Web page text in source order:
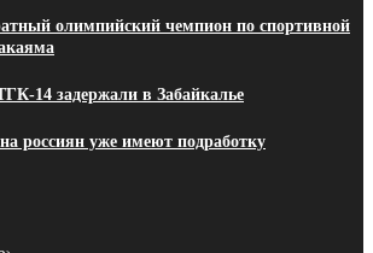
олимпийский чемпион по спортивной
14 задержали в Забайкалье
россиян уже имеют подработку